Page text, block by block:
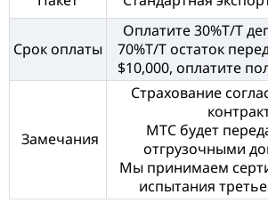
Срок оплаты
Оплатите 30%T/T
70%T/T остаток
$10,000, оплатите
Замечания
Страхование
MTC будет
отгрузочными
Мы принимаем
испытания